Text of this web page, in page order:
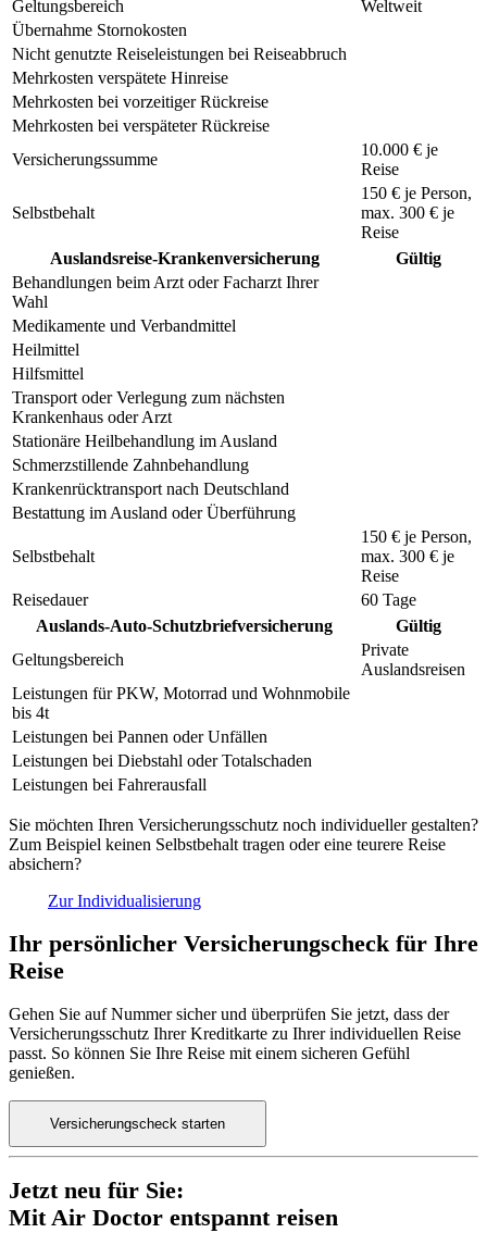
Geltungsbereich
Weltweit
Übernahme Stornokosten
Nicht genutzte Reiseleistungen bei Reiseabbruch
Mehrkosten verspätete Hinreise
Mehrkosten bei vorzeitiger Rückreise
Mehrkosten bei verspäteter Rückreise
Versicherungssumme
10.000 € je
Reise
Selbstbehalt
150 € je Person,
max. 300 € je
Reise
Auslandsreise-Krankenversicherung
Gültig
Behandlungen beim Arzt oder Facharzt Ihrer
Wahl
Medikamente und Verbandmittel
Heilmittel
Hilfsmittel
Transport oder Verlegung zum nächsten
Krankenhaus oder Arzt
Stationäre Heilbehandlung im Ausland
Schmerzstillende Zahnbehandlung
Krankenrücktransport nach Deutschland
Bestattung im Ausland oder Überführung
Selbstbehalt
150 € je Person,
max. 300 € je
Reise
Reisedauer
60 Tage
Auslands-Auto-Schutzbriefversicherung
Gültig
Geltungsbereich
Private
Auslandsreisen
Leistungen für PKW, Motorrad und Wohnmobile
bis 4t
Leistungen bei Pannen oder Unfällen
Leistungen bei Diebstahl oder Totalschaden
Leistungen bei Fahrerausfall
Sie möchten Ihren Versicherungsschutz noch individueller gestalten?
Zum Beispiel keinen Selbstbehalt tragen oder eine teurere Reise
absichern?
Zur Individualisierung
Ihr persönlicher Versicherungscheck für Ihre
Reise
Gehen Sie auf Nummer sicher und überprüfen Sie jetzt, dass der
Versicherungsschutz Ihrer Kreditkarte zu Ihrer individuellen Reise
passt. So können Sie Ihre Reise mit einem sicheren Gefühl
genießen.
Versicherungscheck starten
Jetzt neu für Sie:
Mit Air Doctor entspannt reisen